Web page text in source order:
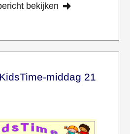
bekijken
middag 21